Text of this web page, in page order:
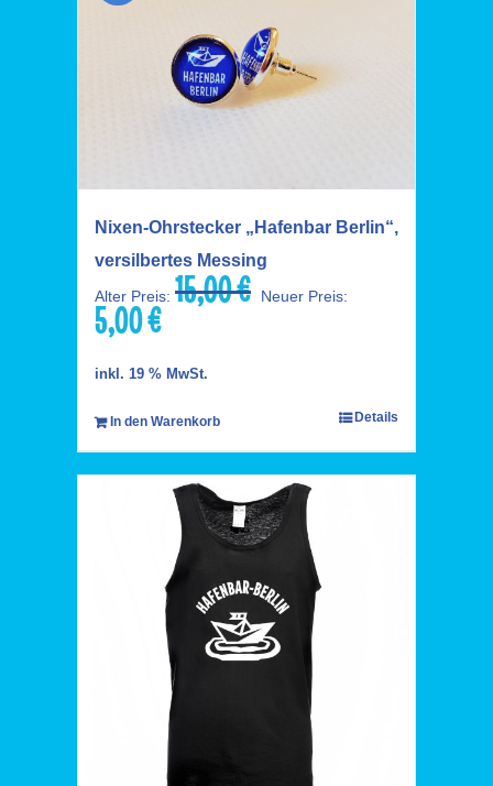
Nixen-Ohrstecker „Hafenbar Berlin“,
versilbertes Messing
Alter Preis: 15,00€
Ursprünglicher
Neuer Preis:
5,00€Aktueller
ist:
inkl. 19 % MwSt.
In den Warenkorb Details